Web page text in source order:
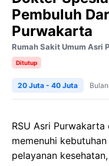
Pembuluh
Purwakarta
Rumah Sakit Umum Asri
Ditutup
20 Juta - 40 Juta
RSU Asri
memenuhi
pelayanan